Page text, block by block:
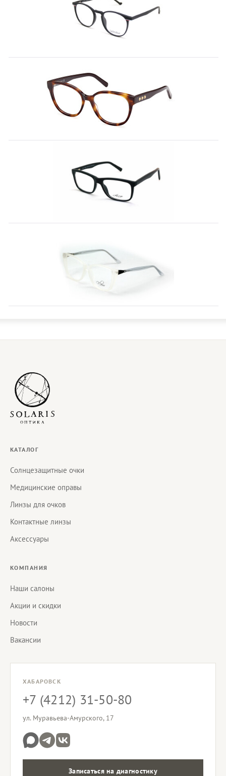
КАТАЛОГ
Солнцезащитные очки
Медицинские оправы
Линзы для очков
Контактные линзы
Аксессуары
КОМПАНИЯ
Наши салоны
Акции и скидки
Новости
Вакансии
ХАБАРОВСК
+7 (4212) 31-50-80
ул. Муравьева-Амурского, 17
Записаться на диагностику